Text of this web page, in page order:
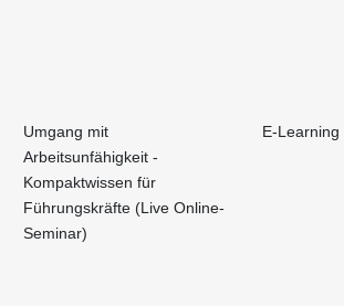
Umgang mit
Arbeitsunfähigkeit -
Kompaktwissen für
Führungskräfte (Live Online-
Seminar)
E-Learning